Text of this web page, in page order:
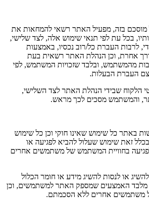
מוסכם בזה, מפעיל האתר רשאי להמחאות את
, בכל עת לפי תנאי שימוש אלה, לצד שלישי,
, לרבות העברת כל/רוב נכסיו, באמצעות
אחרת, וכן הנהלת האתר רשאית בעת
מהמשתמש, ובלבד שזכויות המשתמש, לפי
העברת הבעלות.
הלקוח שבידי הנהלת האתר לצד השלישי,
, והמשתמש מסכים לכך מראש.
באתר כל שימוש שאינו חוקי וכן כל שימוש
זאת שימוש שעלול להביא לפגיעה או
בחוויית המשתמש של משתמשים אחרים
או לנסות להשיג מידע או חומר הכלול
מלבד האמצעים שמספק האתר למשתמשים, וכן
משתמשים אחרים ללא הסכמתם.